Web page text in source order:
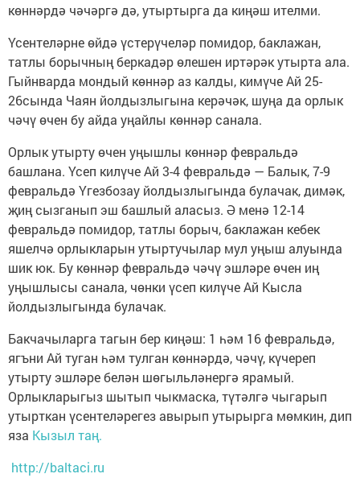
көннәрдә чәчәргә дә, утыртырга да киңәш ителми.
Үсентеләрне өйдә үстерүчеләр помидор, баклажан,
татлы борычның беркадәр өлешен иртәрәк утырта ала.
Гыйнварда мондый көннәр аз калды, кимүче Ай 25-
26сында Чаян йолдызлыгына керәчәк, шуңа да орлык
чәчү өчен бу айда уңайлы көннәр санала.
Орлык утырту өчен уңышлы көннәр февральдә
башлана. Үсеп килүче Ай 3-4 февральдә — Балык, 7-9
февральдә Үгезбозау йолдызлыгында булачак, димәк,
җиң сызганып эш башлый аласыз. Ә менә 12-14
февральдә помидор, татлы борыч, баклажан кебек
яшелчә орлыкларын утыртучылар мул уңыш алуында
шик юк. Бу көннәр февральдә чәчү эшләре өчен иң
уңышлысы санала, чөнки үсеп килүче Ай Кысла
йолдызлыгында булачак.
Бакчачыларга тагын бер киңәш: 1 һәм 16 февральдә,
ягъни Ай туган һәм тулган көннәрдә, чәчү, күчереп
утырту эшләре белән шөгыльләнергә ярамый.
Орлыкларыгыз шытып чыкмаска, түтәлгә чыгарып
утырткан үсентеләрегез авырып утырырга мөмкин, дип
яза Кызыл таң.
http://baltaci.ru